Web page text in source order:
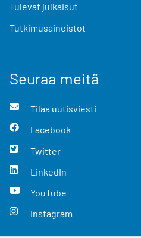
Tulevat julkaisut
Tutkimusaineistot
Seuraa meitä
Tilaa uutisviesti
Facebook
Twitter
LinkedIn
YouTube
Instagram